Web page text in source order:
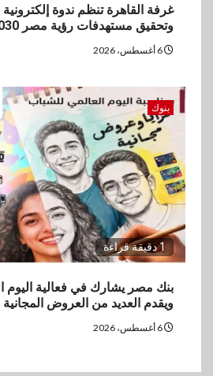
غرفة القاهرة تنظم ندوة
وتحقيق مستهدفات رؤية مصر 2030
بنوك
1 دقيقة قراءة
بنك مصر يشارك في فعالية اليوم
ويقدم العديد من العروض المجانية